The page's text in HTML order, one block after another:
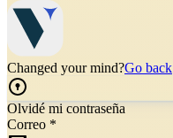
Changed your mind?Go back
Olvidé mi contraseña
Correo *